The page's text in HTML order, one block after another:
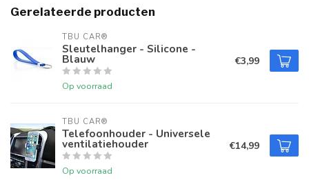
Gerelateerde producten
TBU CAR®
Sleutelhanger - Silicone -
Blauw
Op voorraad
€3,99
TBU CAR®
Telefoonhouder - Universele
ventilatiehouder
Op voorraad
€14,99